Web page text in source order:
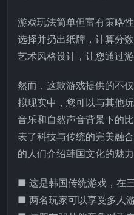
游戏玩法简单但富有策略
选择并扔出纸牌，计算分
艺术风格设计，让您通过
然而，这款游戏提供的不
拟现实中，您可以与其他
音乐和自然声音背景下的
表了科技与传统的完美融
的人们介绍韩国文化的魅力
■ 这是韩国传统游戏，在
■ 两名玩家可以享受多人